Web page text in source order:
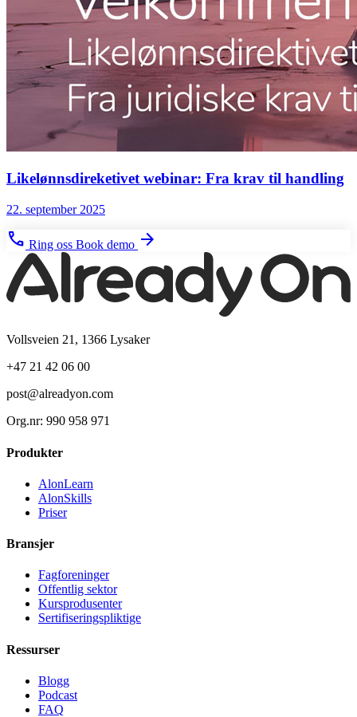
Likelønnsdireketivet webinar: Fra krav til handling
22. september 2025
phone Ring oss Book demo arrow_forward
Vollsveien 21, 1366 Lysaker
+47 21 42 06 00
post@alreadyon.com
Org.nr: 990 958 971
Produkter
AlonLearn
AlonSkills
Priser
Bransjer
Fagforeninger
Offentlig sektor
Kursprodusenter
Sertifiseringspliktige
Ressurser
Blogg
Podcast
FAQ